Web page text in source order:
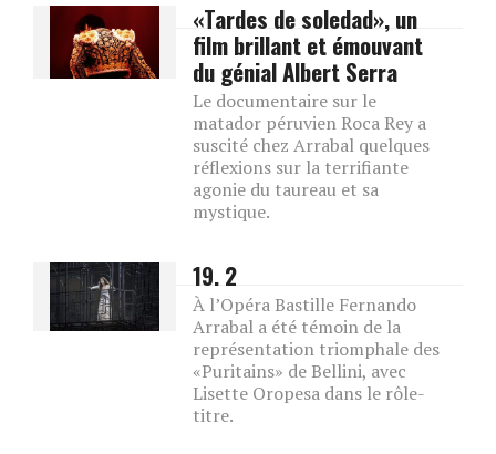
«Tardes de soledad», un
film brillant et émouvant
du génial Albert Serra
Le documentaire sur le
matador péruvien Roca Rey a
suscité chez Arrabal quelques
réflexions sur la terrifiante
agonie du taureau et sa
mystique.
19. 2
À l’Opéra Bastille Fernando
Arrabal a été témoin de la
représentation triomphale des
«Puritains» de Bellini, avec
Lisette Oropesa dans le rôle-
titre.